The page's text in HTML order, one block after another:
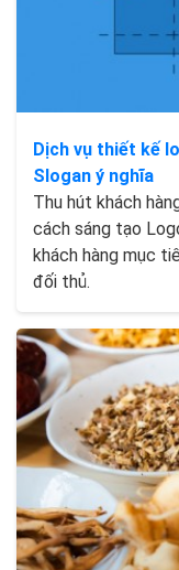
Dịch vụ thiết kế
Slogan ý nghĩa
Thu hút khách
cách sáng tạo
khách hàng mục
đối thủ.